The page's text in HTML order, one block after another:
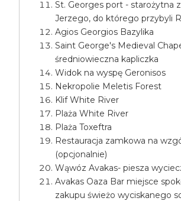
St. Georges port - starożytna
Jerzego, do którego przybyli
Agios Georgios Bazylika
Saint George's Medieval
średniowieczna kapliczka
Widok na wyspę Geronisos
Nekropolie Meletis Forest
Klif White River
Plaża White River
Plaża Toxeftra
Restauracja zamkowa na
(opcjonalnie)
Wąwóz Avakas- piesza
Avakas Oaza Bar miejsce
zakupu świeżo wyciskanego